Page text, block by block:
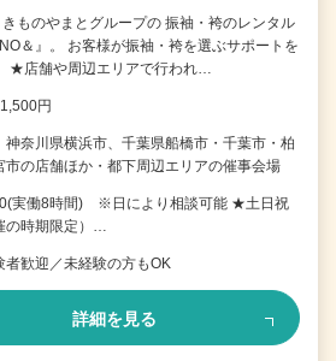
きものやまとグループの 振袖・袴のレンタル
＆』。 お客様が振袖・袴を選ぶサポートを
★店舗や周辺エリアで行われ…
円
神奈川県横浜市、千葉県船橋市・千葉市・柏
市の店舗ほか・都下周辺エリアの催事会場
実働8時間) ※日により相談可能 ★土日祝
の時期限定）…
者歓迎／未経験の方もOK
詳細を見る